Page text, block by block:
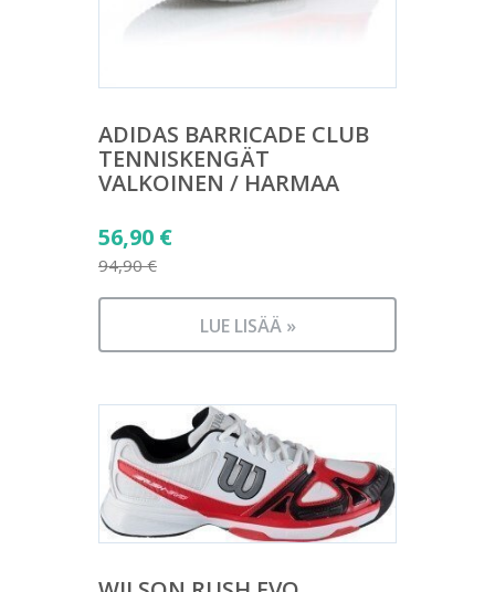
ADIDAS BARRICADE CLUB
TENNISKENGÄT
VALKOINEN / HARMAA
94,90€
Alkuperäinen
hinta
oli:
56,90 €
Nykyinen
on:
LUE LISÄÄ »